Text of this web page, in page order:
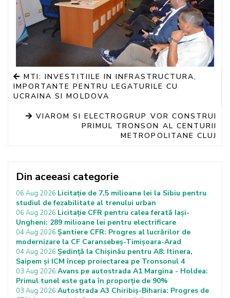
MTI: INVESTITIILE IN INFRASTRUCTURA,
IMPORTANTE PENTRU LEGATURILE CU
UCRAINA SI MOLDOVA
VIAROM SI ELECTROGRUP VOR CONSTRUI
PRIMUL TRONSON AL CENTURII
METROPOLITANE CLUJ
Din aceeasi categorie
06 Aug 2026 Licitație de 7,5 milioane lei la Sibiu pentru
studiul de fezabilitate al trenului urban
06 Aug 2026 Licitație CFR pentru calea ferată Iași-
Ungheni: 289 milioane lei pentru electrificare
04 Aug 2026 Șantiere CFR: Progres al lucrărilor de
modernizare la CF Caransebeș-Timișoara-Arad
04 Aug 2026 Ședință la Chișinău pentru A8: Itinera,
Saipem și ICM încep proiectarea pe Tronsonul 4
03 Aug 2026 Avans pe autostrada A1 Margina - Holdea:
Primul tunel este gata în proporție de 90%
03 Aug 2026 Autostrada A3 Chiribiș-Biharia: Progres de